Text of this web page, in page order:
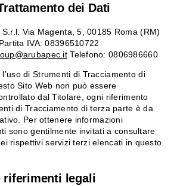
dei Dati
Via Magenta, 5, 00185 Roma (RM)
IVA: 08396510722
Telefono: 0806986660
di Strumenti di Tracciamento di
Sito Web non può essere
dal Titolare, ogni riferimento
di Tracciamento di terza parte è da
Per ottenere informazioni
sono gentilmente invitati a consultare
rispettivi servizi terzi elencati in questo
riferimenti legali